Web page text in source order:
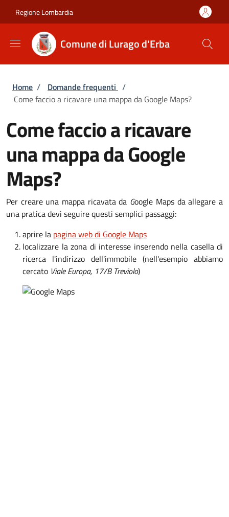
Regione Lombardia
Comune di Lurago d'Erba
Briciole di pane
Home / Domande frequenti /
Come faccio a ricavare una mappa da Google Maps?
Come faccio a ricavare
una mappa da Google
Maps?
Per creare una mappa ricavata da Google Maps da allegare a
una pratica devi seguire questi semplici passaggi:
aprire la pagina web di Google Maps
localizzare la zona di interesse inserendo nella casella di
ricerca l'indirizzo dell'immobile (nell'esempio abbiamo
cercato Viale Europa, 17/B Treviolo)